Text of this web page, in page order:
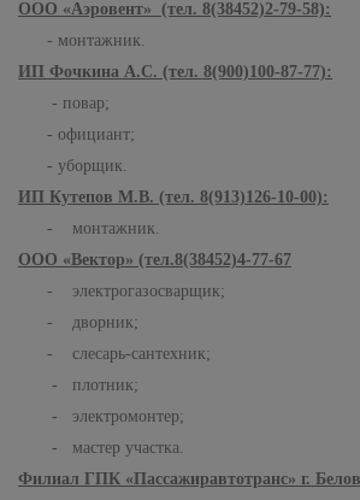
ООО «Аэровент» (тел. 8(38452)2-79-58):
- монтажник.
ИП Фочкина А.С. (тел. 8(900)100-87-77):
- повар;
- официант;
- уборщик.
ИП Кутепов М.В. (тел. 8(913)126-10-00):
- монтажник.
ООО «Вектор» (тел.8(38452)4-77-67
- электрогазосварщик;
- дворник;
- слесарь-сантехник;
- плотник;
- электромонтер;
- мастер участка.
Филиал ГПК «Пассажиравтотранс» г.